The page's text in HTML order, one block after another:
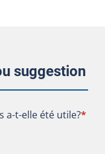
suggestion
a-t-elle été utile?
a-t-elle été utile?*